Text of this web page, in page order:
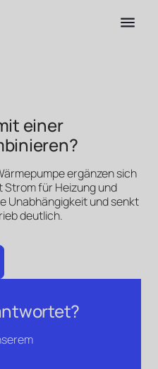
einer
ergänzen sich
Strom für Heizung und
Unabhängigkeit und senkt
deutlich.